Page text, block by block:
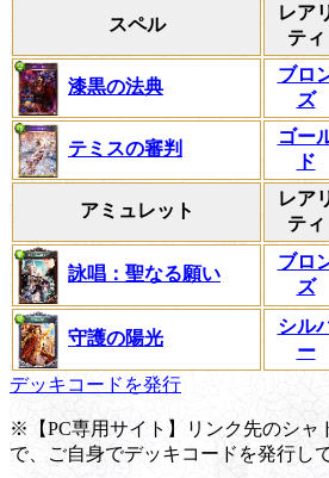
スペル
レア
ティ
漆黒の法典
ブロ
ズ
テミスの審判
ゴー
ド
アミュレット
レア
ティ
詠唱：聖なる願い
ブロ
ズ
守護の陽光
シル
ー
デッキコードを発行
※【PC専用サイト】リンク先のシャ
で、ご自身でデッキコードを発行し